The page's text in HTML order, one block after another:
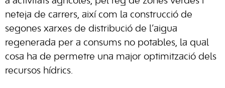
neteja de carrers, així com la construcció de
segones xarxes de distribució de l’aigua
regenerada per a consums no potables, la qual
cosa ha de permetre una major optimització dels
recursos hídrics.